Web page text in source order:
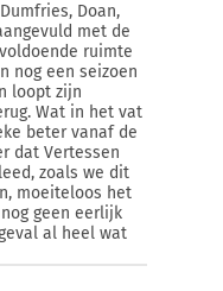
Doan,
met de
ruimte
nog een seizoen
loopt zijn
Wat in het vat
beter vanaf de
dat Vertessen
zoals we dit
moeiteloos het
geen eerlijk
al heel wat